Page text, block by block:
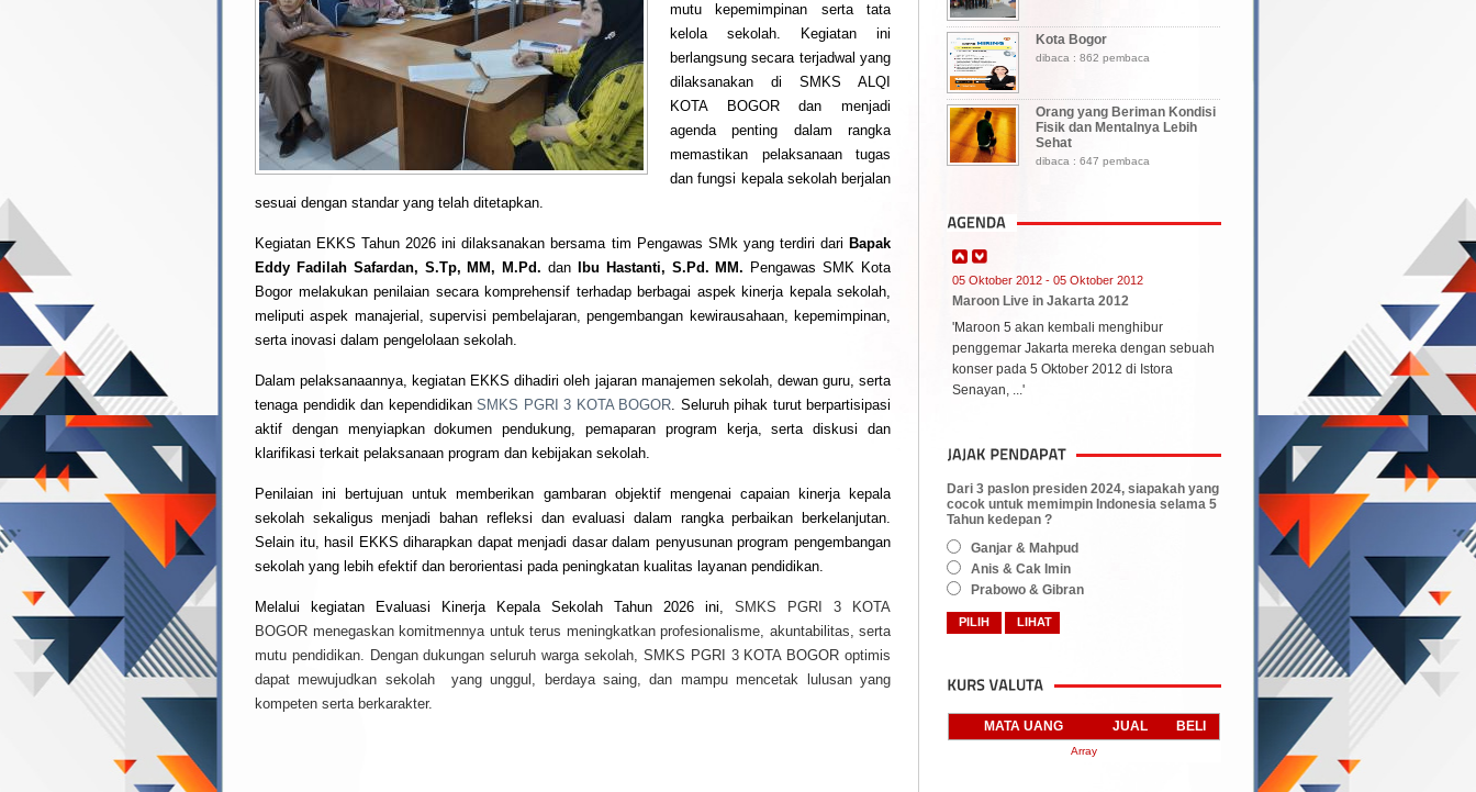
mutu kepemimpinan serta tata
kelola sekolah. Kegiatan ini
berlangsung secara terjadwal yang
dilaksanakan di SMKS ALQI
KOTA BOGOR dan menjadi
agenda penting dalam rangka
memastikan pelaksanaan tugas
dan fungsi kepala sekolah berjalan
sesuai dengan standar yang telah ditetapkan.
Kegiatan EKKS Tahun 2026 ini dilaksanakan bersama tim Pengawas SMk yang terdiri dari Bapak
Eddy Fadilah Safardan, S.Tp, MM, M.Pd.dan Ibu Hastanti, S.Pd. MM. Pengawas SMK Kota
Bogor melakukan penilaian secara komprehensif terhadap berbagai aspek kinerja kepala sekolah,
meliputi aspek manajerial, supervisi pembelajaran, pengembangan kewirausahaan, kepemimpinan,
serta inovasi dalam pengelolaan sekolah.
Dalam pelaksanaannya, kegiatan EKKS dihadiri oleh jajaran manajemen sekolah, dewan guru, serta
tenaga pendidik dan kependidikan SMKS PGRI 3 KOTA BOGOR. Seluruh pihak turut berpartisipasi
aktif dengan menyiapkan dokumen pendukung, pemaparan program kerja, serta diskusi dan
klarifikasi terkait pelaksanaan program dan kebijakan sekolah.
Penilaian ini bertujuan untuk memberikan gambaran objektif mengenai capaian kinerja kepala
sekolah sekaligus menjadi bahan refleksi dan evaluasi dalam rangka perbaikan berkelanjutan.
Selain itu, hasil EKKS diharapkan dapat menjadi dasar dalam penyusunan program pengembangan
sekolah yang lebih efektif dan berorientasi pada peningkatan kualitas layanan pendidikan.
Melalui kegiatan Evaluasi Kinerja Kepala Sekolah Tahun 2026 ini, SMKS PGRI 3 KOTA
BOGOR menegaskan komitmennya untuk terus meningkatkan profesionalisme, akuntabilitas, serta
mutu pendidikan. Dengan dukungan seluruh warga sekolah, SMKS PGRI 3 KOTA BOGOR optimis
dapat mewujudkan sekolah yang unggul, berdaya saing, dan mampu mencetak lulusan yang
kompeten serta berkarakter.
Kota Bogor
dibaca : 862 pembaca
Orang yang Beriman Kondisi
Fisik dan Mentalnya Lebih
Sehat
dibaca : 647 pembaca
05 Oktober 2012 - 05 Oktober 2012
Maroon Live in Jakarta 2012
'Maroon 5 akan kembali menghibur
penggemar Jakarta mereka dengan sebuah
konser pada 5 Oktober 2012 di Istora
Senayan, ...'
Dari 3 paslon presiden 2024, siapakah yang
cocok untuk memimpin Indonesia selama 5
Tahun kedepan ?
Ganjar & Mahpud
Anis & Cak Imin
Prabowo & Gibran
MATA UANG JUAL BELI
Array